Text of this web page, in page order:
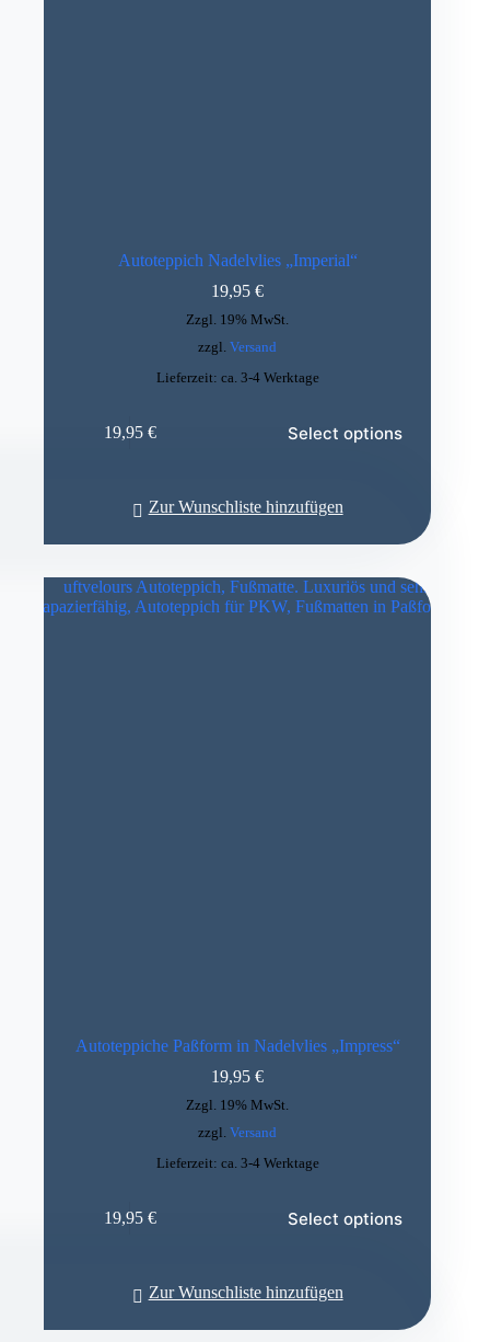
Autoteppich Nadelvlies „Imperial“
19,95€
Zzgl. 19% MwSt.
zzgl.Versand
Lieferzeit: ca. 3-4 Werktage
19,95 € Select options
Zur Wunschliste hinzufügen
Autoteppiche Paßform in Nadelvlies „Impress“
19,95€
Zzgl. 19% MwSt.
zzgl.Versand
Lieferzeit: ca. 3-4 Werktage
19,95 € Select options
Zur Wunschliste hinzufügen